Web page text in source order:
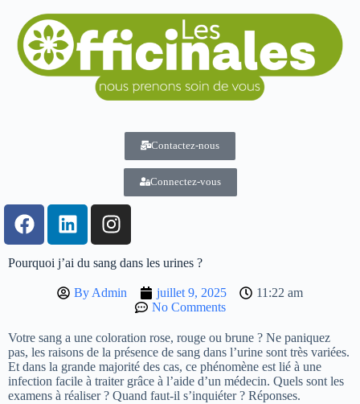
Contactez-nous
Connectez-vous
Pourquoi j’ai du sang dans les urines ?
By Admin juillet 9, 2025
11:22 am
No Comments
Votre sang a une coloration rose, rouge ou brune ? Ne paniquez
pas, les raisons de la présence de sang dans l’urine sont très variées.
Et dans la grande majorité des cas, ce phénomène est lié à une
infection facile à traiter grâce à l’aide d’un médecin. Quels sont les
examens à réaliser ? Quand faut-il s’inquiéter ? Réponses.